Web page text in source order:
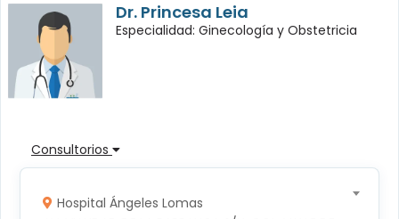
Dr. Princesa Leia
Especialidad: Ginecología y Obstetricia
Consultorios
Hospital Ángeles Lomas